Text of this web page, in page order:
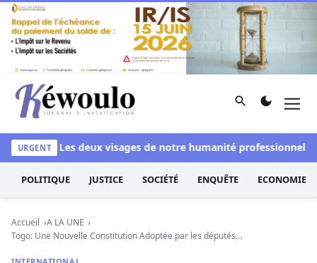
Aller au contenu
Kéwoulo, le premier site d'information et d'investigation
Rechercher
URGENTLes deux visages de notre humanité professionnelle :
POLITIQUE JUSTICE SOCIÉTÉ ENQUÊTE ECONOMIE
Accueil
A LA UNE
Togo: Une Nouvelle Constitution Adoptée par les députés…